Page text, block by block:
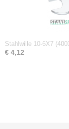
Stahlwille 10-6X7
€ 4,12